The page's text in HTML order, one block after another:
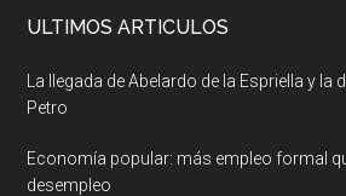
ULTIMOS ARTICULOS
La llegada de Abelardo de la Espriella y la
Petro
Economía popular: más empleo formal
desempleo